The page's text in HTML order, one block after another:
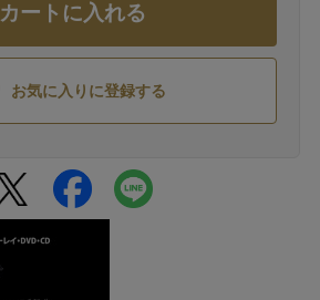
カートに入れる
お気に入りに登録する